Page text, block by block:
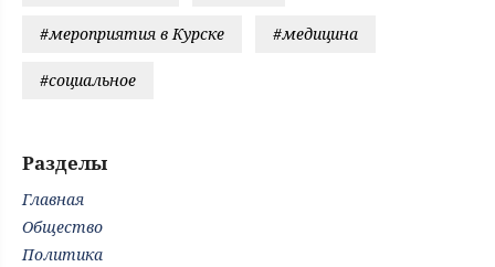
#мероприятия в Курске #медицина
#социальное
Разделы
Главная
Общество
Политика